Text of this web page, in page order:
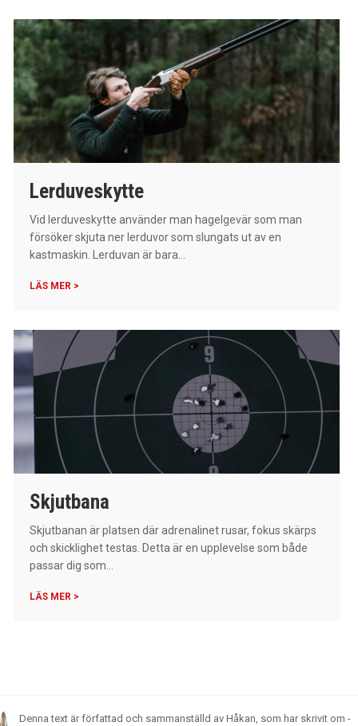
Lerduveskytte
Vid lerduveskytte använder man hagelgevär som man
försöker skjuta ner lerduvor som slungats ut av en
kastmaskin. Lerduvan är bara...
LÄS MER >
Skjutbana
Skjutbanan är platsen där adrenalinet rusar, fokus skärps
och skicklighet testas. Detta är en upplevelse som både
passar dig som...
LÄS MER >
Denna text är författad och sammanställd av Håkan, som har skrivit om -